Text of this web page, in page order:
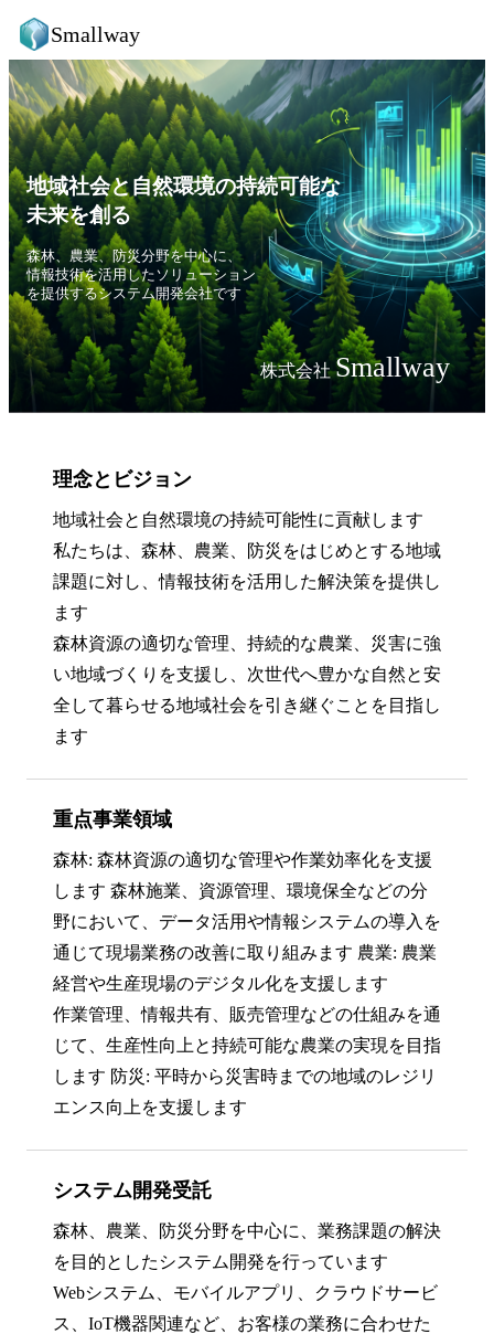
Smallway
地域社会と自然環境の持続可能な
未来を創る
森林、農業、防災分野を中心に、
情報技術を活用したソリューション
を提供するシステム開発会社です
株式会社Smallway
理念とビジョン
地域社会と自然環境の持続可能性に貢献します
私たちは、森林、農業、防災をはじめとする地域
課題に対し、情報技術を活用した解決策を提供し
ます
森林資源の適切な管理、持続的な農業、災害に強
い地域づくりを支援し、次世代へ豊かな自然と安
全して暮らせる地域社会を引き継ぐことを目指し
ます
重点事業領域
森林: 森林資源の適切な管理や作業効率化を支援
します 森林施業、資源管理、環境保全などの分
野において、データ活用や情報システムの導入を
通じて現場業務の改善に取り組みます 農業: 農業
経営や生産現場のデジタル化を支援します
作業管理、情報共有、販売管理などの仕組みを通
じて、生産性向上と持続可能な農業の実現を目指
します 防災: 平時から災害時までの地域のレジリ
エンス向上を支援します
システム開発受託
森林、農業、防災分野を中心に、業務課題の解決
を目的としたシステム開発を行っています
Webシステム、モバイルアプリ、クラウドサービ
ス、IoT機器関連など、お客様の業務に合わせた